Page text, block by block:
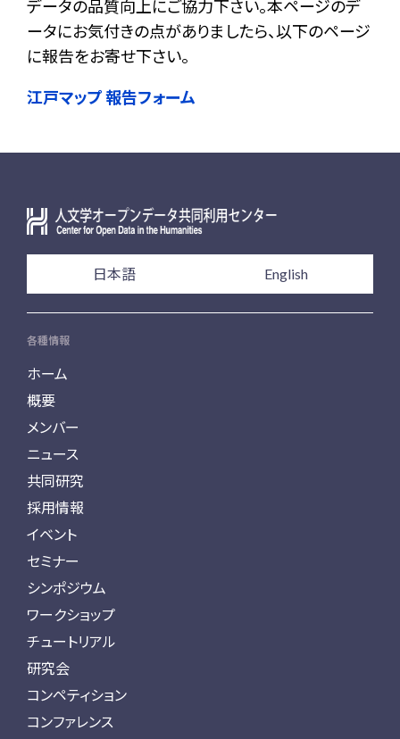
データの品質向上にご協力下さい。本ページのデ
ータにお気付きの点がありましたら、以下のページ
に報告をお寄せ下さい。
江戸マップ 報告フォーム
日本語 English
各種情報
ホーム
概要
メンバー
ニュース
共同研究
採用情報
イベント
セミナー
シンポジウム
ワークショップ
チュートリアル
研究会
コンペティション
コンファレンス